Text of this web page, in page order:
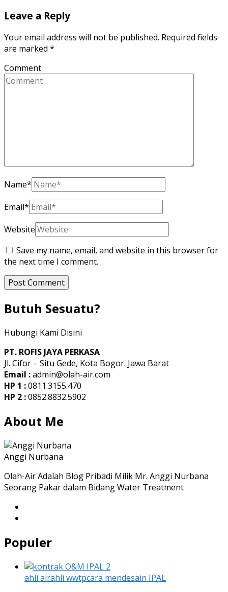
Leave a Reply
Your email address will not be published. Required fields
are marked *
Comment
Name*
Email*
Website
Save my name, email, and website in this browser for
the next time I comment.
Butuh Sesuatu?
Hubungi Kami Disini
PT. ROFIS JAYA PERKASA
Jl. Cifor – Situ Gede, Kota Bogor. Jawa Barat
Email :admin@olah-air.com
HP 1 :0811.3155.470
HP 2 :0852.8832.5902
About Me
Anggi Nurbana
Olah-Air Adalah Blog Pribadi Milik Mr. Anggi Nurbana
Seorang Pakar dalam Bidang Water Treatment
Populer
ahli airahli wwtpcara mendesain IPAL